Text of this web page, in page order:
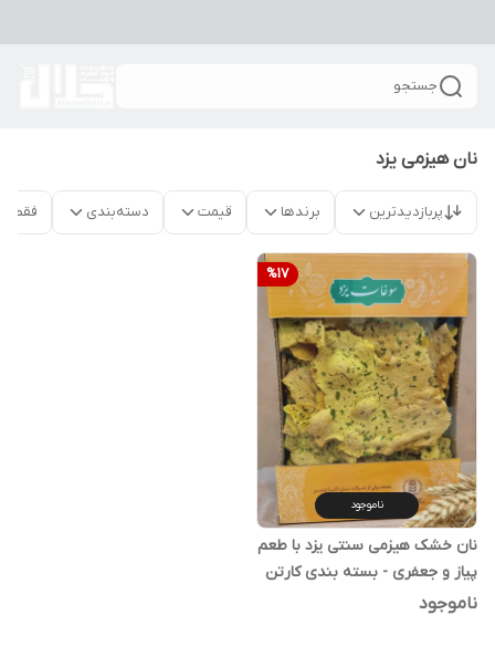
جستجو
نان هیزمی یزد
پربازدیدترین برندها قیمت دسته‌بندی فقط
%17
ناموجود
نان خشک هیزمی سنتی یزد با طعم
پیاز و جعفری - بسته بندی کارتن
یک کیلویی
ناموجود